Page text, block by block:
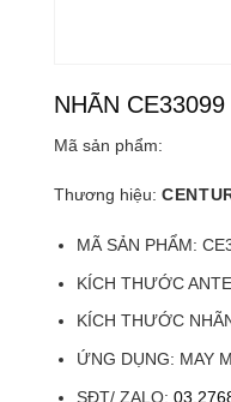
NHÃN CE33099
Mã sản phẩm:
Thương hiệu:
MÃ SẢN PHẨM:
KÍCH THƯỚC
KÍCH THƯỚC
ỨNG DỤNG: MAY
SĐT/ ZALO: